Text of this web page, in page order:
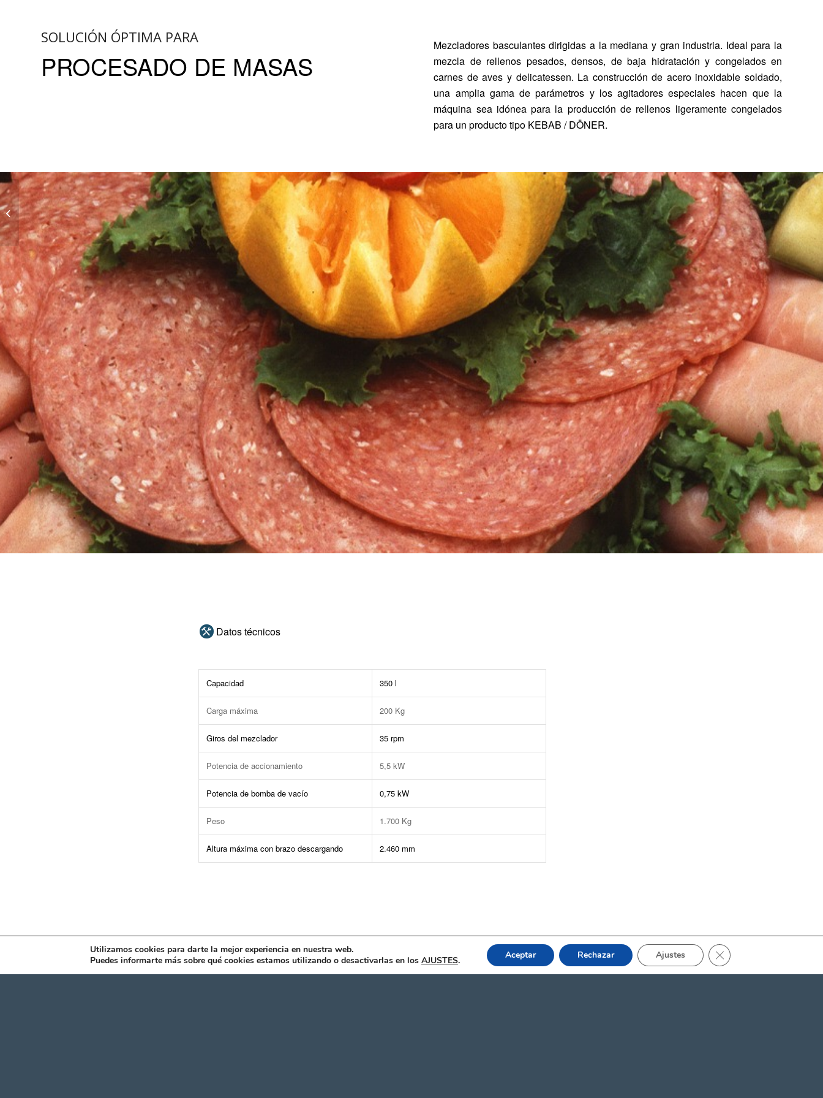
SOLUCIÓN ÓPTIMA PARA
PROCESADO DE MASAS
Mezcladores basculantes dirigidas a la mediana y gran industria. Ideal para la
mezcla de rellenos pesados, densos, de baja hidratación y congelados en
carnes de aves y delicatessen. La construcción de acero inoxidable soldado,
una amplia gama de parámetros y los agitadores especiales hacen que la
máquina sea idónea para la producción de rellenos ligeramente congelados
para un producto tipo KEBAB / DÖNER.
Datos técnicos
Capacidad 350 l
Carga máxima 200 Kg
Giros del mezclador 35 rpm
Potencia de accionamiento 5,5 kW
Potencia de bomba de vacío 0,75 kW
Peso 1.700 Kg
Altura máxima con brazo descargando 2.460 mm
Horno Kerres BK-HV
1950-1C
Utilizamos cookies para darte la mejor experiencia en nuestra web.
Puedes informarte más sobre qué cookies estamos utilizando o desactivarlas en los AJUSTES. Aceptar Rechazar Ajustes Cerrar el banner de